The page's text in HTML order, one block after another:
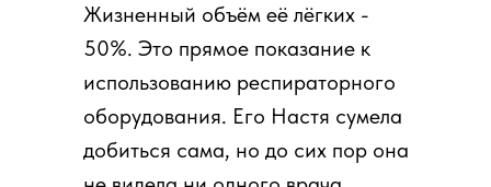
Жизненный объём её лёгких -
50%. Это прямое показание к
использованию респираторного
оборудования. Его Настя сумела
добиться сама, но до сих пор она